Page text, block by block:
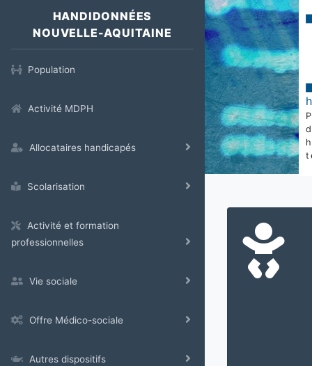
HANDIDONNÉES
NOUVELLE-AQUITAINE
Population
Activité MDPH
Allocataires handicapés
Scolarisation
Activité et formation
professionnelles
Vie sociale
Offre Médico-sociale
Autres dispositifs